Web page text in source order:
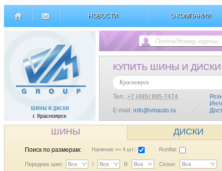
НОВОСТИ О КОМПАНИИ
г. Красноярск
КУПИТЬ ШИНЫ И ДИСКИ
Красноярск
Тел.: +7 (495) 995-7474
E-mail: info@vmauto.ru
ШИНЫ ДИСКИ
Поиск по размерам: Наличие >= 4 шт.: Runflat:
Передних шин: Все / Все R Все Сезон: Все